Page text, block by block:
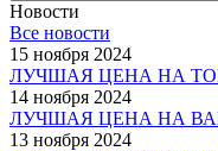
Новости
Все новости
15 ноября 2024
ЛУЧШАЯ ЦЕНА НА
14 ноября 2024
ЛУЧШАЯ ЦЕНА НА
13 ноября 2024